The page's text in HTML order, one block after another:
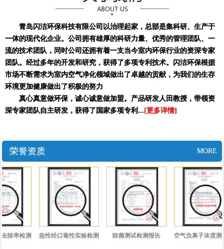
青岛闪洁环保科技有限公司以治理起家，总部是集科研、生产于
一体的现代化企业。公司拥有雄厚的科研力量、优秀的管理团队、一
流的技术团队，同时公司还拥有着一支当今室内环保行业的资深专家
团队。经过多年的开发和研究，获得了多项专利技术。闪洁环保根据
市场不断需求为室内空气净化领域做出了卓越的贡献，为我们的生存
环境更加健康做出了积极的努力
真心真意做环保，诚心诚意做加盟。产品研发人田教授，带领资
深专家团队自主研发，获得了国家多项专利... [更多详情]
荣誉资质 MORE
除率检测 急性经口毒性实验检测 除菌测试检测报告 空气负离子浓度测